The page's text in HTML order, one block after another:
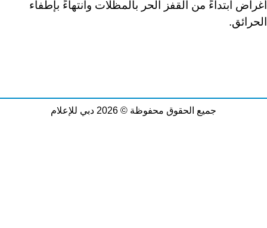
أغراض ابتداءً من القفز الحر بالمظلات وانتهاءً بإطفاء
الحرائق.
جميع الحقوق محفوظة © 2026 دبي للإعلام